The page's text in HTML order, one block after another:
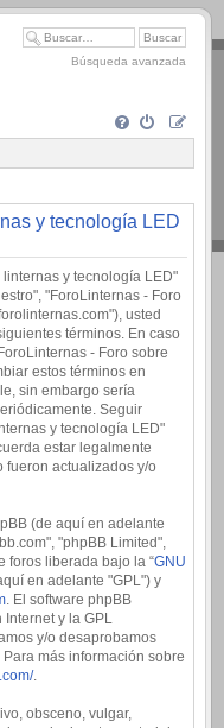
Búsqueda avanzada
y tecnología LED
y tecnología LED"
"ForoLinternas - Foro
usted
términos. En caso
- Foro sobre
estos términos en
sin embargo sería
Seguir
y tecnología LED"
estar legalmente
fueron actualizados y/o
(de aquí en adelante
"phpBB Limited",
foros liberada bajo la “GNU
en adelante "GPL") y
. El software phpBB
y la GPL
y/o desaprobamos
más información sobre
.
obsceno, vulgar,